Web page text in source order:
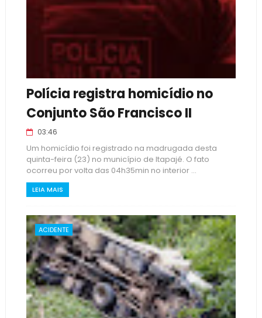
Polícia registra homicídio no
Conjunto São Francisco II
03:46
Um homicídio foi registrado na madrugada desta
quinta-feira (23) no município de Itapajé. O fato
ocorreu por volta das 04h35min no interior ...
LEIA MAIS
ACIDENTE